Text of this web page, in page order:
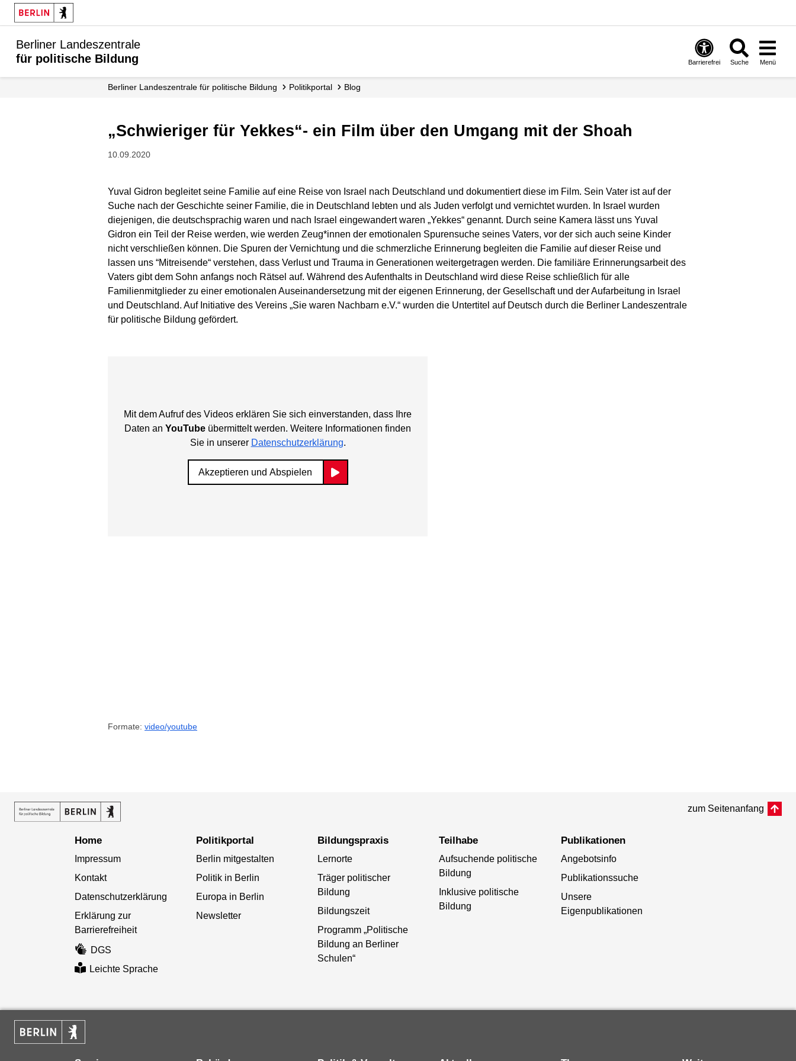
Berliner Landeszentrale
für politische Bildung
Barrierefrei Suche Menü
Berliner Landeszentrale für politische Bildung Politikportal Blog
„Schwieriger für Yekkes“- ein Film über den Umgang mit der Shoah
10.09.2020
Yuval Gidron begleitet seine Familie auf eine Reise von Israel nach Deutschland und dokumentiert diese im Film. Sein Vater ist auf der
Suche nach der Geschichte seiner Familie, die in Deutschland lebten und als Juden verfolgt und vernichtet wurden. In Israel wurden
diejenigen, die deutschsprachig waren und nach Israel eingewandert waren „Yekkes“ genannt. Durch seine Kamera lässt uns Yuval
Gidron ein Teil der Reise werden, wie werden Zeug*innen der emotionalen Spurensuche seines Vaters, vor der sich auch seine Kinder
nicht verschließen können. Die Spuren der Vernichtung und die schmerzliche Erinnerung begleiten die Familie auf dieser Reise und
lassen uns “Mitreisende“ verstehen, dass Verlust und Trauma in Generationen weitergetragen werden. Die familiäre Erinnerungsarbeit des
Vaters gibt dem Sohn anfangs noch Rätsel auf. Während des Aufenthalts in Deutschland wird diese Reise schließlich für alle
Familienmitglieder zu einer emotionalen Auseinandersetzung mit der eigenen Erinnerung, der Gesellschaft und der Aufarbeitung in Israel
und Deutschland. Auf Initiative des Vereins „Sie waren Nachbarn e.V.“ wurden die Untertitel auf Deutsch durch die Berliner Landeszentrale
für politische Bildung gefördert.
Mit dem Aufruf des Videos erklären Sie sich einverstanden, dass Ihre
Daten an YouTube übermittelt werden. Weitere Informationen finden
Sie in unserer Datenschutzerklärung.
Akzeptieren und Abspielen
Formate: video/youtube
zum Seitenanfang
Home
Impressum
Kontakt
Datenschutzerklärung
Erklärung zur
Barrierefreiheit
DGS
Leichte Sprache
Politikportal
Berlin mitgestalten
Politik in Berlin
Europa in Berlin
Newsletter
Bildungspraxis
Lernorte
Träger politischer
Bildung
Bildungszeit
Programm „Politische
Bildung an Berliner
Schulen“
Teilhabe
Aufsuchende politische
Bildung
Inklusive politische
Bildung
Publikationen
Angebotsinfo
Publikationssuche
Unsere
Eigenpublikationen